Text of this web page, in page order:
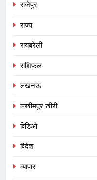
राजेपुर
राज्य
रायबरेली
राशिफल
लखनऊ
लखीमपुर खीरी
विडिओ
विदेश
व्यापार